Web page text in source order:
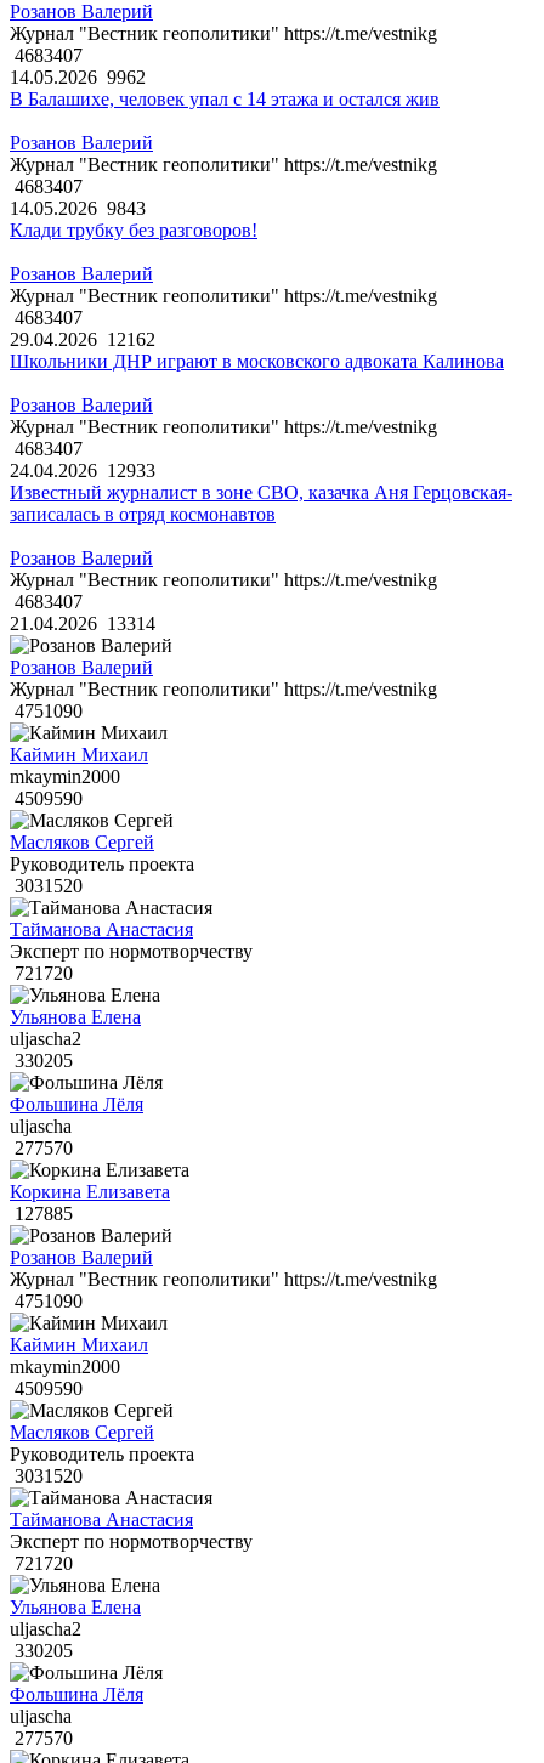
Розанов Валерий
Журнал "Вестник геополитики" https://t.me/vestnikg
4683407
14.05.2026 9962
В Балашихе, человек упал с 14 этажа и остался жив
Розанов Валерий
Журнал "Вестник геополитики" https://t.me/vestnikg
4683407
14.05.2026 9843
Клади трубку без разговоров!
Розанов Валерий
Журнал "Вестник геополитики" https://t.me/vestnikg
4683407
29.04.2026 12162
Школьники ДНР играют в московского адвоката Калинова
Розанов Валерий
Журнал "Вестник геополитики" https://t.me/vestnikg
4683407
24.04.2026 12933
Известный журналист в зоне СВО, казачка Аня Герцовская-
записалась в отряд космонавтов
Розанов Валерий
Журнал "Вестник геополитики" https://t.me/vestnikg
4683407
21.04.2026 13314
Розанов Валерий
Журнал "Вестник геополитики" https://t.me/vestnikg
4751090
Каймин Михаил
mkaymin2000
4509590
Масляков Сергей
Руководитель проекта
3031520
Тайманова Анастасия
Эксперт по нормотворчеству
721720
Ульянова Елена
uljascha2
330205
Фольшина Лёля
uljascha
277570
Коркина Елизавета
127885
Розанов Валерий
Журнал "Вестник геополитики" https://t.me/vestnikg
4751090
Каймин Михаил
mkaymin2000
4509590
Масляков Сергей
Руководитель проекта
3031520
Тайманова Анастасия
Эксперт по нормотворчеству
721720
Ульянова Елена
uljascha2
330205
Фольшина Лёля
uljascha
277570